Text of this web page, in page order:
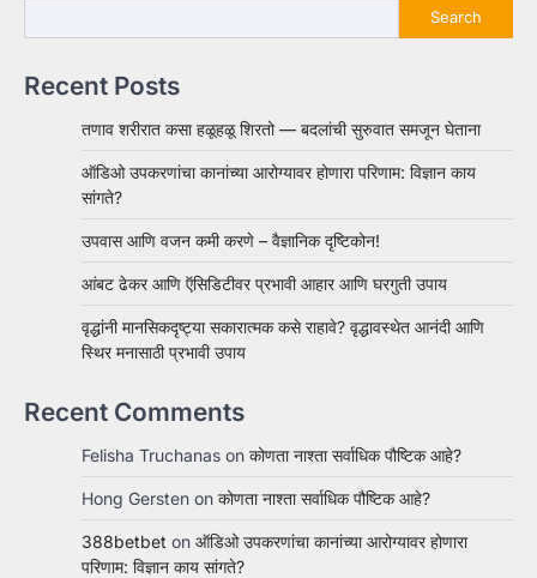
Search
Recent Posts
तणाव शरीरात कसा हळूहळू शिरतो — बदलांची सुरुवात समजून घेताना
ऑडिओ उपकरणांचा कानांच्या आरोग्यावर होणारा परिणाम: विज्ञान काय
सांगते?
उपवास आणि वजन कमी करणे – वैज्ञानिक दृष्टिकोन!
आंबट ढेकर आणि ऍसिडिटीवर प्रभावी आहार आणि घरगुती उपाय
वृद्धांनी मानसिकदृष्ट्या सकारात्मक कसे राहावे? वृद्धावस्थेत आनंदी आणि
स्थिर मनासाठी प्रभावी उपाय
Recent Comments
Felisha Truchanas on कोणता नाश्ता सर्वाधिक पौष्टिक आहे?
Hong Gersten on कोणता नाश्ता सर्वाधिक पौष्टिक आहे?
388betbet on ऑडिओ उपकरणांचा कानांच्या आरोग्यावर होणारा
परिणाम: विज्ञान काय सांगते?